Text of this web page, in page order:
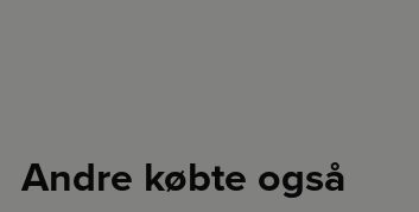
Andre købte også